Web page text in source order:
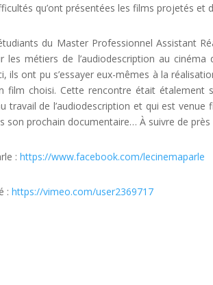
qu’ont présentées les films projetés et
du Master Professionnel Assistant
les métiers de l’audiodescription au
ils ont pu s’essayer eux-mêmes à la
film choisi. Cette rencontre était
travail de l’audiodescription et qui est
son prochain documentaire… À suivre de près
:https://www.facebook.com/lecinemaparle
:https://vimeo.com/user2369717